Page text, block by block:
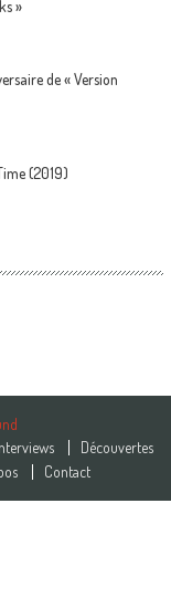
»
de « Version
(2019)
Découvertes
Contact